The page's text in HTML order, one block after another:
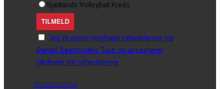
Sjællands Volleyball Kreds
Jeg vil gerne modtage nyhedsbreve fra
Danish Beachvolley Tour og accepterer
vilkårene for nyhedsbreve
Privatlivspolitik